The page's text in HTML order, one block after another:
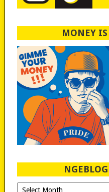
MONEY
Ngeblog